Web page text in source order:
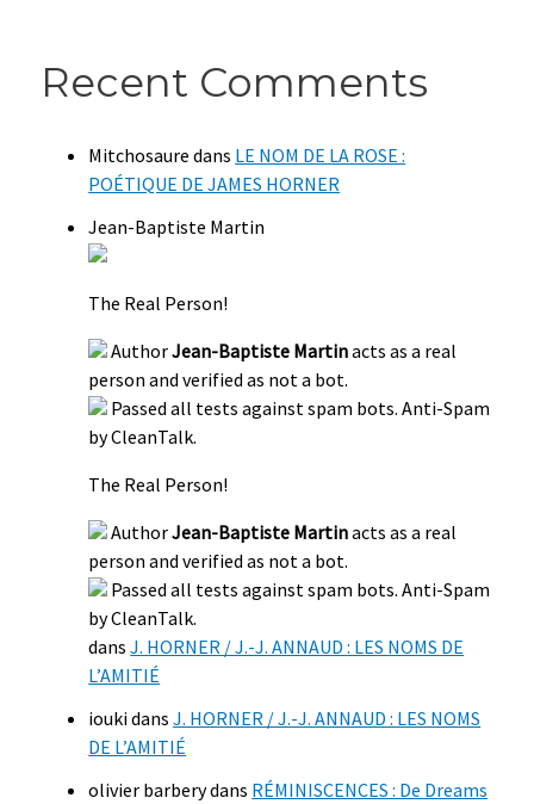
Recent Comments
Mitchosaure dans LE NOM DE LA ROSE :
POÉTIQUE DE JAMES HORNER
Jean-Baptiste Martin
The Real Person!
AuthorJean-Baptiste Martinacts as a real
person and verified as not a bot.
Passed all tests against spam bots. Anti-Spam
by CleanTalk.
The Real Person!
AuthorJean-Baptiste Martinacts as a real
person and verified as not a bot.
Passed all tests against spam bots. Anti-Spam
by CleanTalk.
dansJ. HORNER / J.-J. ANNAUD : LES NOMS DE
L’AMITIÉ
ioukidansJ. HORNER / J.-J. ANNAUD : LES NOMS
DE L’AMITIÉ
olivier barberydans RÉMINISCENCES : De Dreams